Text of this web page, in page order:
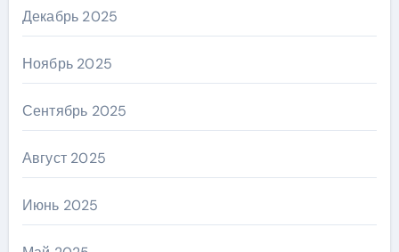
Декабрь 2025
Ноябрь 2025
Сентябрь 2025
Август 2025
Июнь 2025